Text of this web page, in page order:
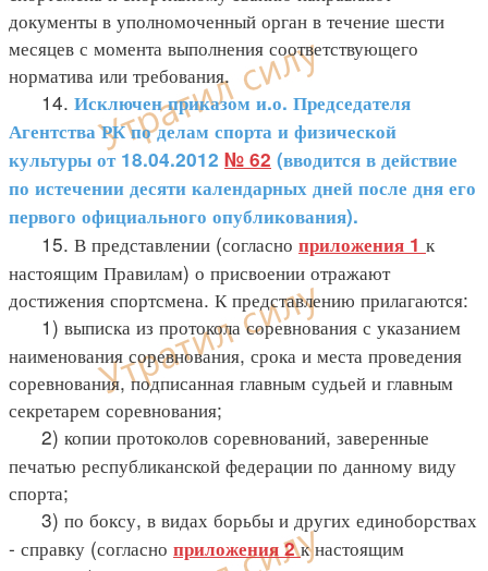
документы в уполномоченный орган в течение шести
месяцев с момента выполнения соответствующего
норматива или требования.
14. Исключен приказом и.о. Председателя
Агентства РК по делам спорта и физической
культуры от 18.04.2012 № 62 (вводится в действие
по истечении десяти календарных дней после дня его
первого официального опубликования).
15. В представлении (согласно приложения 1 к
настоящим Правилам) о присвоении отражают
достижения спортсмена. К представлению прилагаются:
1) выписка из протокола соревнования с указанием
наименования соревнования, срока и места проведения
соревнования, подписанная главным судьей и главным
секретарем соревнования;
2) копии протоколов соревнований, заверенные
печатью республиканской федерации по данному виду
спорта;
3) по боксу, в видах борьбы и других единоборствах
- справку (согласно приложения 2к настоящим